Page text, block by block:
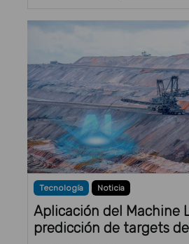
Tecnología Noticia
Aplicación del Machine
predicción de targets